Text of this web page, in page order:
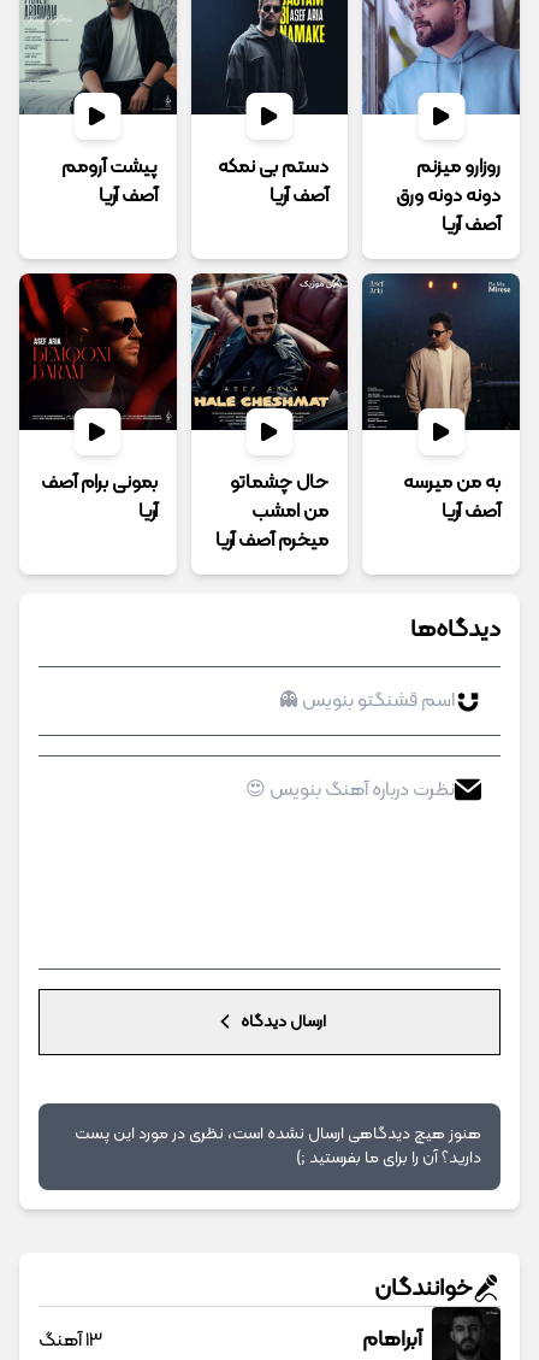
روزارو میزنم
دونه دونه ورق
آصف آریا
دستم بی نمکه
آصف آریا
پیشت آرومم
آصف آریا
به من میرسه
آصف آریا
حال چشماتو
من امشب
میخرم آصف آریا
بمونی برام آصف
آریا
دیدگاه‌ها
ارسال دیدگاه
هنوز هیچ دیدگاهی ارسال نشده است، نظری در مورد این پست
دارید؟ آن را برای ما بفرستید ;)
خوانندگان
آبراهام 13 آهنگ